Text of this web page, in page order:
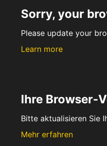
Sorry, your
Please update your
Learn more
Ihre Browser-
Bitte aktualisieren Sie
Mehr erfahren